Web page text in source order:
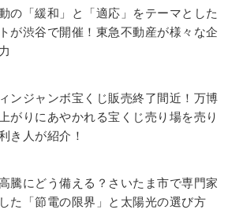
の「緩和」と「適応」をテーマとした
が渋谷で開催！東急不動産が様々な企
ンジャンボ宝くじ販売終了間近！万博
がりにあやかれる宝くじ売り場を売り
き人が紹介！
騰にどう備える？さいたま市で専門家
た「節電の限界」と太陽光の選び方